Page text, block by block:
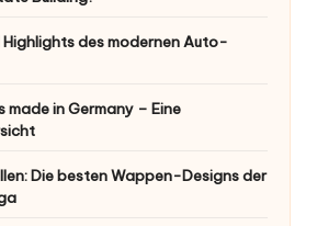
des modernen Auto-
made in Germany – Eine
Die besten Wappen-Designs der